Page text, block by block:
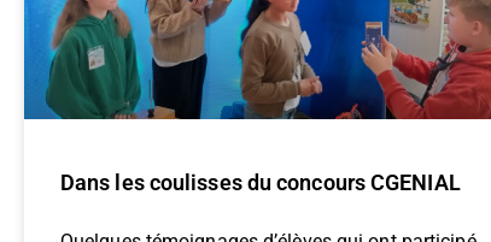
Dans les coulisses du concours CGENIAL